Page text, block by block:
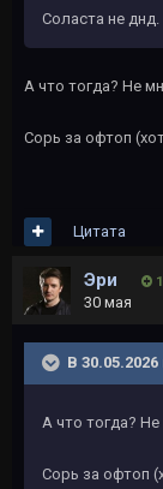
Соласта не днд.
А что тогда? Не
Сорь за офтоп
Цитата
Эри
30 мая
В 30.05.2026
А что тогда?
Сорь за офтоп